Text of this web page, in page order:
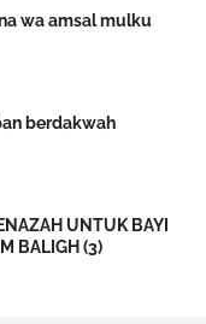
wa amsal mulku
berdakwah
UNTUK BAYI
BALIGH (3)